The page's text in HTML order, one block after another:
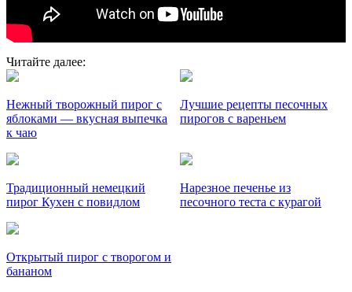
Читайте далее:
Нежный творожный пирог с
яблоками — вкусная выпечка
к чаю
Лучшие рецепты песочных
пирогов с вареньем
Традиционный немецкий
пирог Кухен с повидлом
Нарезное печенье из
песочного теста с курагой
Открытый пирог с творогом и
бананом